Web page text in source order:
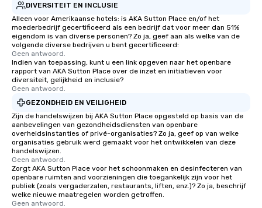
DIVERSITEIT EN INCLUSIE
Alleen voor Amerikaanse hotels: is AKA Sutton Place en/of het
moederbedrijf gecertificeerd als een bedrijf dat voor meer dan 51%
eigendom is van diverse personen? Zo ja, geef aan als welke van de
volgende diverse bedrijven u bent gecertificeerd:
Geen antwoord.
Indien van toepassing, kunt u een link opgeven naar het openbare
rapport van AKA Sutton Place over de inzet en initiatieven voor
diversiteit, gelijkheid en inclusie?
Geen antwoord.
GEZONDHEID EN VEILIGHEID
Zijn de handelswijzen bij AKA Sutton Place opgesteld op basis van de
aanbevelingen van gezondheidsdiensten van openbare
overheidsinstanties of privé-organisaties? Zo ja, geef op van welke
organisaties gebruik werd gemaakt voor het ontwikkelen van deze
handelswijzen.
Geen antwoord.
Zorgt AKA Sutton Place voor het schoonmaken en desinfecteren van
openbare ruimten and voorzieningen die toegankelijk zijn voor het
publiek (zoals vergaderzalen, restaurants, liften, enz.)? Zo ja, beschrijf
welke nieuwe maatregelen worden getroffen.
Geen antwoord.